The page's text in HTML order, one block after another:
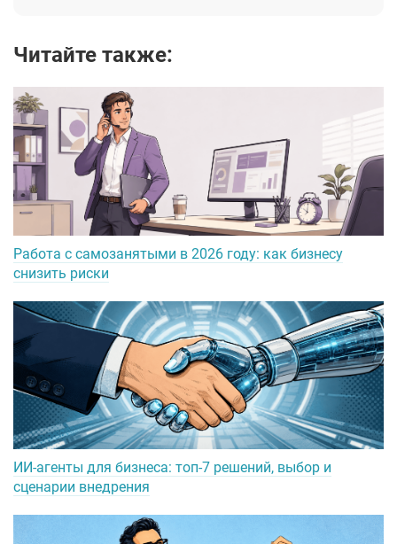
Читайте также:
Работа с самозанятыми в 2026 году: как бизнесу
снизить риски
ИИ-агенты для бизнеса: топ-7 решений, выбор и
сценарии внедрения